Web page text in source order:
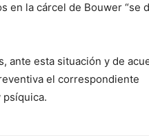
en la cárcel de Bouwer “se
ante esta situación y de
el correspondiente